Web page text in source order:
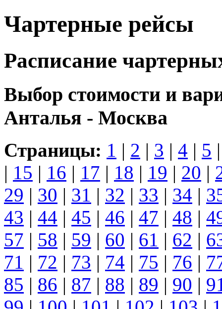
Чартерные рейсы
Расписание
Выбор стоимости и
Анталья - Москва
Страницы: 1 | 2 | 3 | 4 | 5
| 15 | 16 | 17 | 18 | 19 | 20 |
29 | 30 | 31 | 32 | 33 | 34 |
43 | 44 | 45 | 46 | 47 | 48 |
57 | 58 | 59 | 60 | 61 | 62 |
71 | 72 | 73 | 74 | 75 | 76 |
85 | 86 | 87 | 88 | 89 | 90 |